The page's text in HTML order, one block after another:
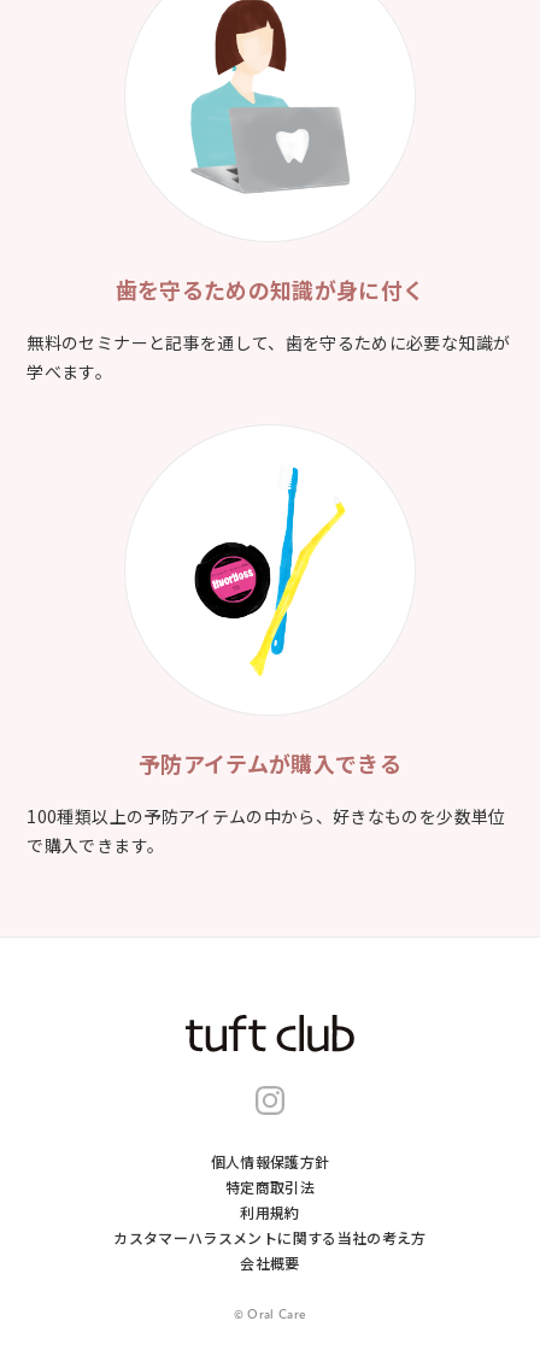
歯を守るための知識が身に付く
無料のセミナーと記事を通して、歯を守るために必要な知識が
学べます。
予防アイテムが購入できる
100種類以上の予防アイテムの中から、好きなものを少数単位
で購入できます。
個人情報保護方針
特定商取引法
利用規約
カスタマーハラスメントに関する当社の考え⽅
会社概要
© Oral Care